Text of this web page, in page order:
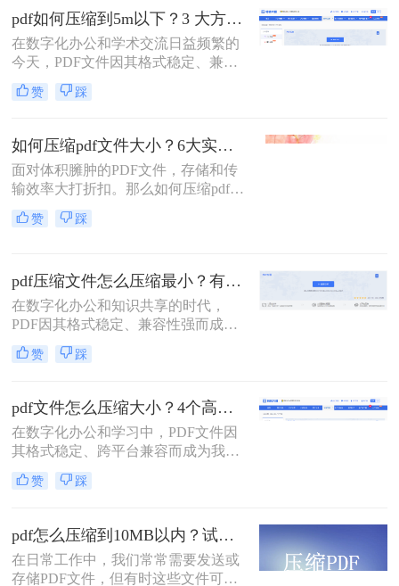
在通过邮件发送、即时通讯工具传输
或上传至云平台时受到限制，严重影
响效率。因此，pdf怎么压缩的小一
点，成为一项必备技能。
pdf如何压缩到5m以下？3 大方法手把手教，轻松过平台限制！
在数字化办公和学术交流日益频繁的
今天，PDF文件因其格式稳定、兼容
性强而成为我们传递信息的主要载
体。然而，一个棘手的问题常常困扰
电子邮件发送简历、在学术平台提交
论文，还是在微信等即时通讯工具中
分享资料，平台往往对附件大小有严
格限制，最常见的门槛就是5MB。一
个几十兆甚至上百兆的PDF文件，不
仅传输耗时，还可能直接导致发送失
赞 踩
如何压缩pdf文件大小？6大实用压缩方案深度解析！
面对体积臃肿的PDF文件，存储和传
输效率大打折扣。那么如何压缩pdf文
件大小呢？本文为您梳理6种主流压
缩方案，从原理到实操，助您轻松掌
赞 踩
pdf压缩文件怎么压缩最小？有效压缩方法终极指南！
在数字化办公和知识共享的时代，
PDF因其格式稳定、兼容性强而成为
文档传输的首选。然而，庞大的PDF
文件时常为我们带来困扰：邮箱附件
下载耗时、设备存储空间告急。pdf压
缩文件怎么压缩最小，成为许多人迫
切需要的技能。
赞 踩
pdf文件怎么压缩大小？4个高效传输与存储方法详解！
在数字化办公和学习中，PDF文件因
其格式稳定、跨平台兼容而成为我们
日常交流的首选格式。然而，过大的
PDF文件——无论是包含大量高分辨
书，还是设计精美的产品手册——都
会给邮件发送、云端存储和即时传输
带来诸多不便。幸运的是，通过一系
列高效的方法，我们可以显著减小
赞 踩
pdf怎么压缩到10MB以内？试试这4个压缩方法！
在日常工作中，我们常常需要发送或
存储PDF文件，但有时这些文件可能